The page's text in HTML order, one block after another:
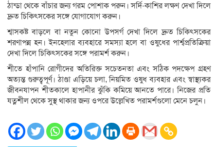
ঠান্ডা থেকে বাঁচার জন্য গরম পোশাক পরুন। সর্দি-কাশির লক্ষণ দেখা দিলে
দ্রুত চিকিৎসকের সঙ্গে যোগাযোগ করুন।
শ্বাসকষ্ট বাড়লে বা নতুন কোনো উপসর্গ দেখা দিলে দ্রুত চিকিৎসকের
শরণাপন্ন হন। ইনহেলার ব্যবহারে সমস্যা হলে বা ওষুধের পার্শ্বপ্রতিক্রিয়া
দেখা দিলে চিকিৎসকের সঙ্গে পরামর্শ করুন।
শীতে হাঁপানি রোগীদের অতিরিক্ত সচেতনতা এবং সঠিক পদক্ষেপ গ্রহণ
অত্যন্ত গুরুত্বপূর্ণ। ঠাণ্ডা এড়িয়ে চলা, নিয়মিত ওষুধ ব্যবহার এবং স্বাস্থ্যকর
জীবনযাপন শীতকালে হাপানীর ঝুঁকি কমিয়ে আনতে পারে। নিজের প্রতি
যত্নশীল থেকে সুস্থ থাকার জন্য ওপরে উল্লেখিত পরামর্শগুলো মেনে চলুন।